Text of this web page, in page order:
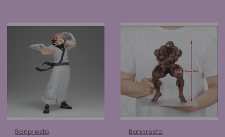
Banpresto Banpresto